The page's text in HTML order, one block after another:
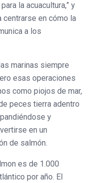
la acuacultura,” y
en cómo la
a los
marinas siempre
esas operaciones
como piojos de mar,
peces tierra adentro
y
en un
de salmón.
es de 1.000
por año. El